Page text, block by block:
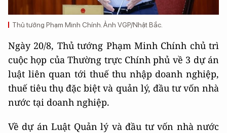
Thủ tướng Phạm Minh Chính. Ảnh VGP/Nhật Bắc.
Ngày 20/8, Thủ tướng Phạm Minh Chính chủ trì
cuộc họp của Thường trực Chính phủ về 3 dự án
luật liên quan tới thuế thu nhập doanh nghiệp,
thuế tiêu thụ đặc biệt và quản lý, đầu tư vốn nhà
nước tại doanh nghiệp.
Về dự án Luật Quản lý và đầu tư vốn nhà nước